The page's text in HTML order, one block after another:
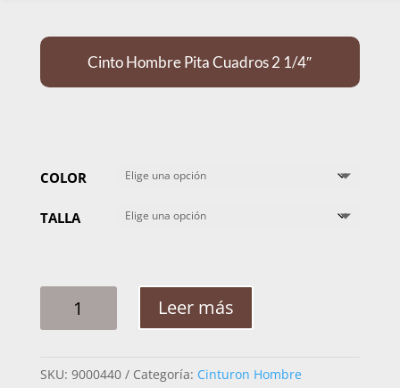
Cinto Hombre Pita Cuadros 2 1/4″
COLOR
TALLA
HOMBRE
Leer más
SKU: 9000440 Categoría: Cinturon Hombre